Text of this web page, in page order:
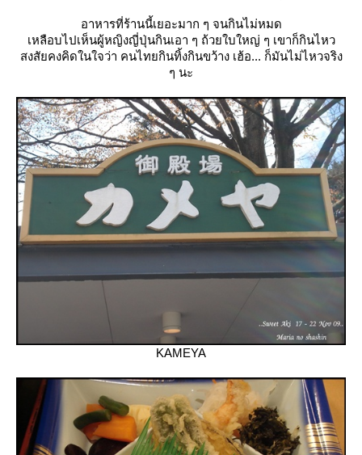
อาหารที่ร้านนี้เยอะมาก ๆ จนกินไม่หมด
เหลือบไปเห็นผู้หญิงญี่ปุ่นกินเอา ๆ ถ้วยใบใหญ่ ๆ เขาก็กินไหว
สงสัยคงคิดในใจว่า คนไทยกินทิ้งกินขว้าง เฮ้อ... ก็มันไม่ไหวจริง
ๆ นะ
KAMEYA